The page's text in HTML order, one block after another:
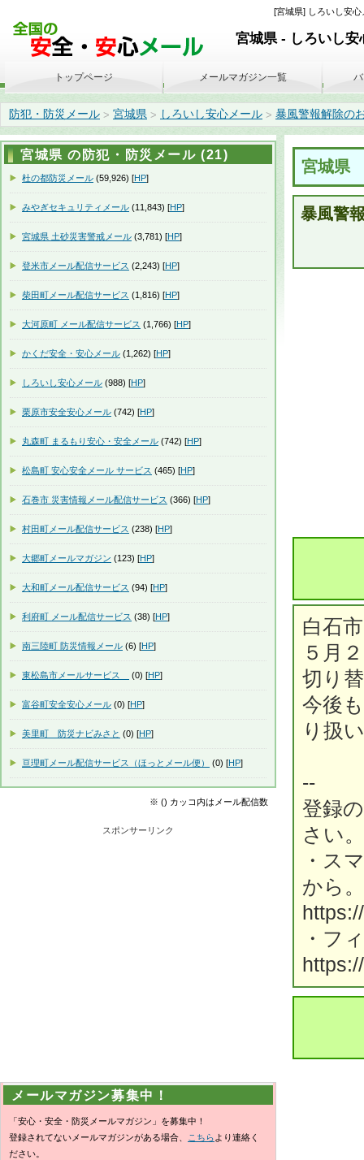
[宮城県] しろいし安
宮城県 - しろいし安
防犯・防災メール > 宮城県 > しろいし安心メール > 暴風警報解除の
宮城県
暴風警
白石
５月
切り
今後
り扱
--
登録
さい。
・ス
から。
・フ
トップページ メールマガジン一覧
宮城県 の防犯・防災メール (21)
杜の都防災メール (59,926) [HP]
みやぎセキュリティメール (11,843) [HP]
宮城県 土砂災害警戒メール (3,781) [HP]
登米市メール配信サービス (2,243) [HP]
柴田町メール配信サービス (1,816) [HP]
大河原町 メール配信サービス (1,766) [HP]
かくだ安全・安心メール (1,262) [HP]
しろいし安心メール (988) [HP]
栗原市安全安心メール (742) [HP]
丸森町 まるもり安心・安全メール (742) [HP]
松島町 安心安全メール サービス (465) [HP]
石巻市 災害情報メール配信サービス (366) [HP]
村田町メール配信サービス (238) [HP]
大郷町メールマガジン (123) [HP]
大和町メール配信サービス (94) [HP]
利府町 メール配信サービス (38) [HP]
南三陸町 防災情報メール (6) [HP]
東松島市メールサービス (0) [HP]
富谷町安全安心メール (0) [HP]
美里町 防災ナビみさと (0) [HP]
亘理町メール配信サービス（ほっとメール便） (0) [HP]
※ () カッコ内はメール配信数
スポンサーリンク
メールマガジン募集中！
「安心・安全・防災メールマガジン」を募集中！
登録されてないメールマガジンがある場合、
こちら より連絡く
ださい。